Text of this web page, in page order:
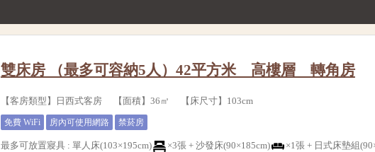
雙床房 （最多可容納5人）42平方米 高樓層 轉角房
【客房類型】日西式客房 【面積】36㎡ 【床尺寸】103cm
免費 WiFi 房內可使用網路 禁菸房
最多可放置寢具: 單人床(103×195cm) ×3張 + 沙發床(90×185cm) ×1張 + 日式床墊組